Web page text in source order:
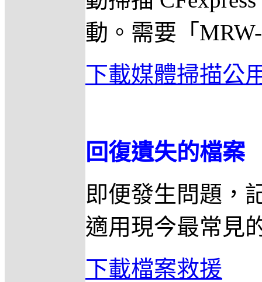
動。需要「
下載媒體掃描公
回復遺失的檔案
即便發生問題，
適用現今最常見
下載檔案救援